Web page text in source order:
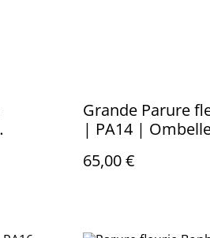
Grande Parure
| PA14 |
65,00 €